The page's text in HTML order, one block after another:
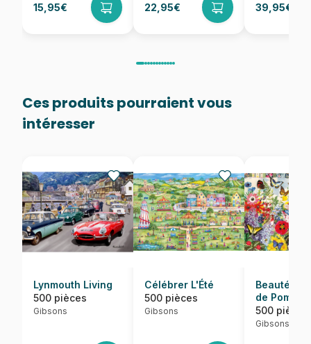
15,95€ 22,95€ 39,95€
Ces produits pourraient vous
intéresser
Lynmouth Living
500 pièces
Gibsons
Célébrer L'Été
500 pièces
Gibsons
Beautés
de
500 pièces
Gibsons